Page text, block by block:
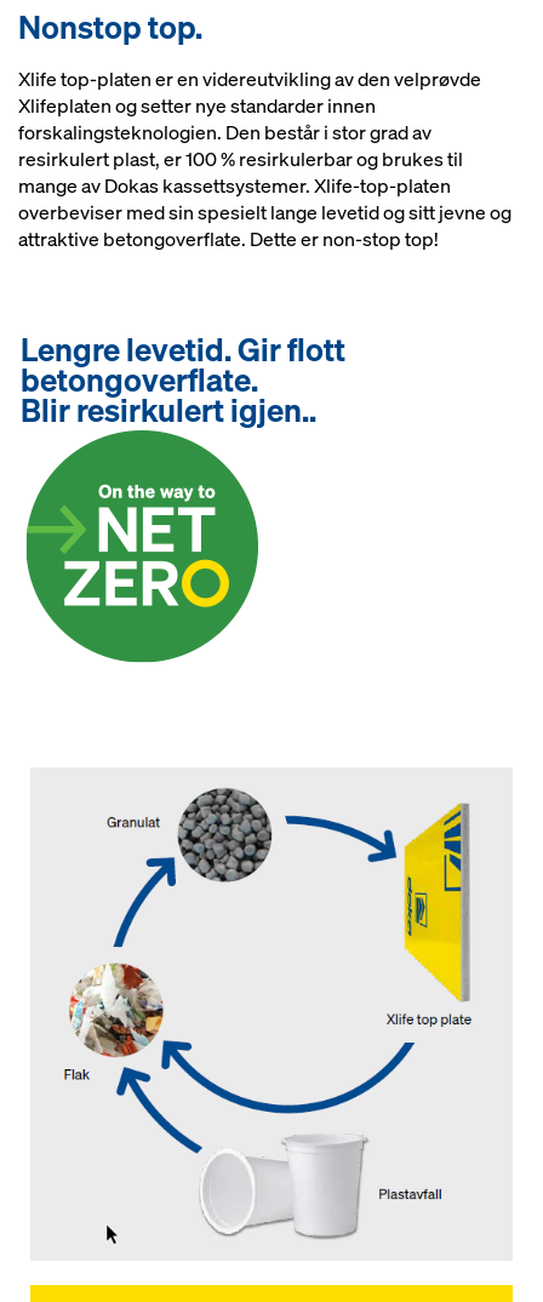
Nonstop top.
Xlife top-platen er en videreutvikling av den velprøvde
Xlifeplaten og setter nye standarder innen
forskalingsteknologien. Den består i stor grad av
resirkulert plast, er 100 % resirkulerbar og brukes til
mange av Dokas kassettsystemer. Xlife-top-platen
overbeviser med sin spesielt lange levetid og sitt jevne og
attraktive betongoverflate. Dette er non-stop top!
Lengre levetid. Gir flott
betongoverflate.
Blir resirkulert igjen..